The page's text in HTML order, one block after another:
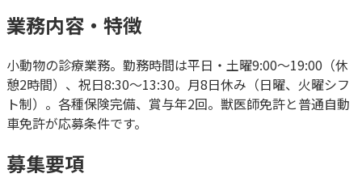
業務内容・特徴
小動物の診療業務。勤務時間は平日・土曜9:00～19:00（休
憩2時間）、祝日8:30～13:30。月8日休み（日曜、火曜シフ
ト制）。各種保険完備、賞与年2回。獣医師免許と普通自動
車免許が応募条件です。
募集要項